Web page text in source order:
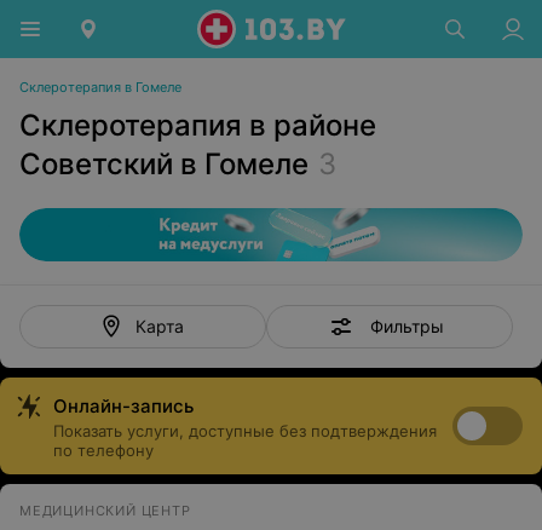
Склеротерапия в Гомеле
Склеротерапия в районе
Советский в Гомеле 3
Карта Фильтры
Онлайн-запись
Показать услуги, доступные без подтверждения
по телефону
МЕДИЦИНСКИЙ ЦЕНТР